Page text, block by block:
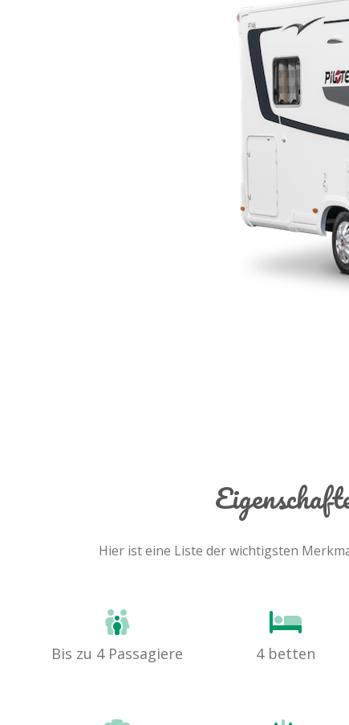
Hier ist eine Liste der wichtigsten
Bis zu 4 Passagiere 4 betten